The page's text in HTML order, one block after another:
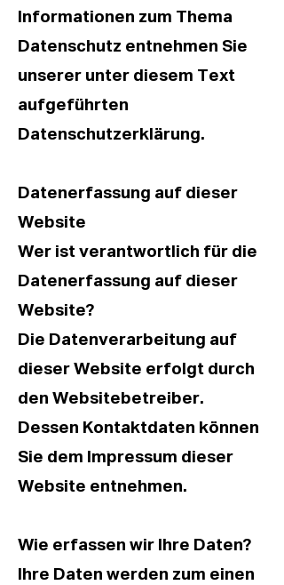
Informationen zum Thema
Datenschutz entnehmen Sie
unserer unter diesem Text
aufgeführten
Datenschutzerklärung.
Datenerfassung auf dieser
Website
Wer ist verantwortlich für die
Datenerfassung auf dieser
Website?
Die Datenverarbeitung auf
dieser Website erfolgt durch
den Websitebetreiber.
Dessen Kontaktdaten können
Sie dem Impressum dieser
Website entnehmen.
Wie erfassen wir Ihre Daten?
Ihre Daten werden zum einen